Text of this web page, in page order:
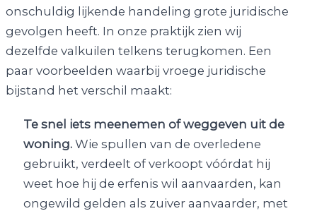
onschuldig lijkende handeling grote juridische
gevolgen heeft. In onze praktijk zien wij
dezelfde valkuilen telkens terugkomen. Een
paar voorbeelden waarbij vroege juridische
bijstand het verschil maakt:
Te snel iets meenemen of weggeven uit de
woning. Wie spullen van de overledene
gebruikt, verdeelt of verkoopt vóórdat hij
weet hoe hij de erfenis wil aanvaarden, kan
ongewild gelden als zuiver aanvaarder, met